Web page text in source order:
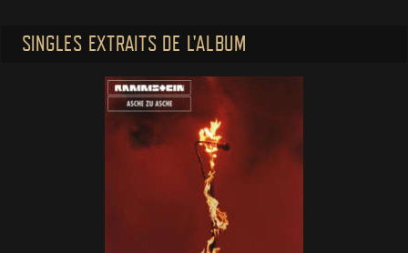
SINGLES EXTRAITS DE L'ALBUM